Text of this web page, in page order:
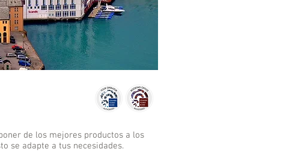
de los mejores productos a los
se adapte a tus necesidades.